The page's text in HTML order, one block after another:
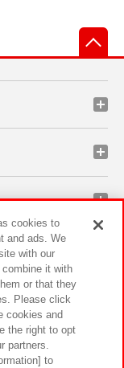
トポリシー
ィ方針と検証結果
cookies to
and ads. We
with our
it with
or that they
Please click
cookies and
the right to opt
partners.
to